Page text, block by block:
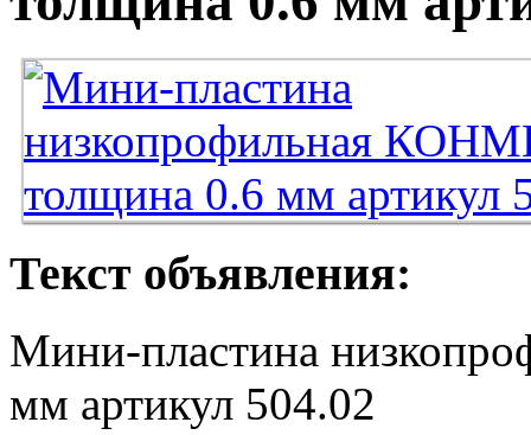
Текст объявления:
Мини-пластина
мм артикул 504.02